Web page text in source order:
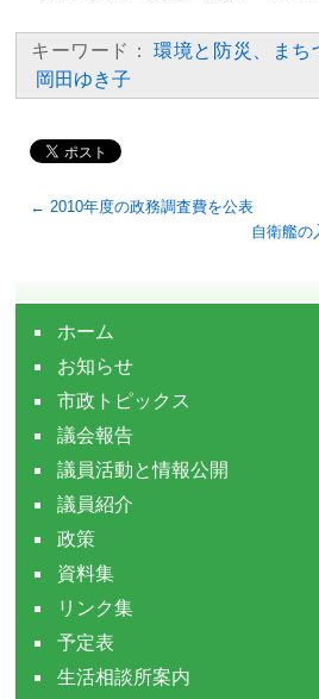
キーワード： 環境と防災、まち
岡田ゆき子
← 2010年度の政務調査費を公表
自衛艦
ホーム
お知らせ
市政トピックス
議会報告
議員活動と情報公開
議員紹介
政策
資料集
リンク集
予定表
生活相談所案内